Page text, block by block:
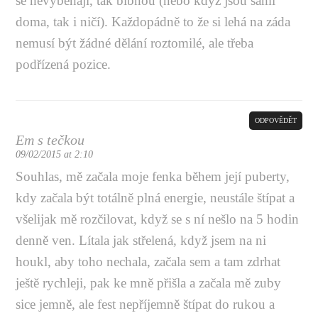
doma, tak i ničí). Každopádně to že si lehá na záda
nemusí být žádné dělání roztomilé, ale třeba
podřízená pozice.
Em s tečkou
09/02/2015 at 2:10
ODPOVĚDĚT
Souhlas, mě začala moje fenka během její puberty,
kdy začala být totálně plná energie, neustále štípat a
všelijak mě rozčilovat, když se s ní nešlo na 5 hodin
denně ven. Lítala jak střelená, když jsem na ni
houkl, aby toho nechala, začala sem a tam zdrhat
ještě rychleji, pak ke mně přišla a začala mě zuby
sice jemně, ale fest nepříjemně štípat do rukou a